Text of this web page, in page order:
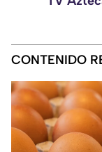
CONTENIDO